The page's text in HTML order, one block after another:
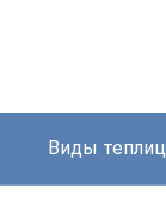
Виды теплиц